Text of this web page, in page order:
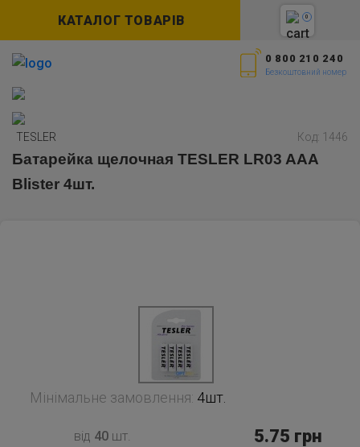
КАТАЛОГ ТОВАРІВ 0
0 800 210 240
Безкоштовний номер
TESLER Код: 1446
Батарейка щелочная TESLER LR03 AAA
Blister 4шт.
Мінімальне замовлення: 4шт.
від 40шт. 5.75 грн